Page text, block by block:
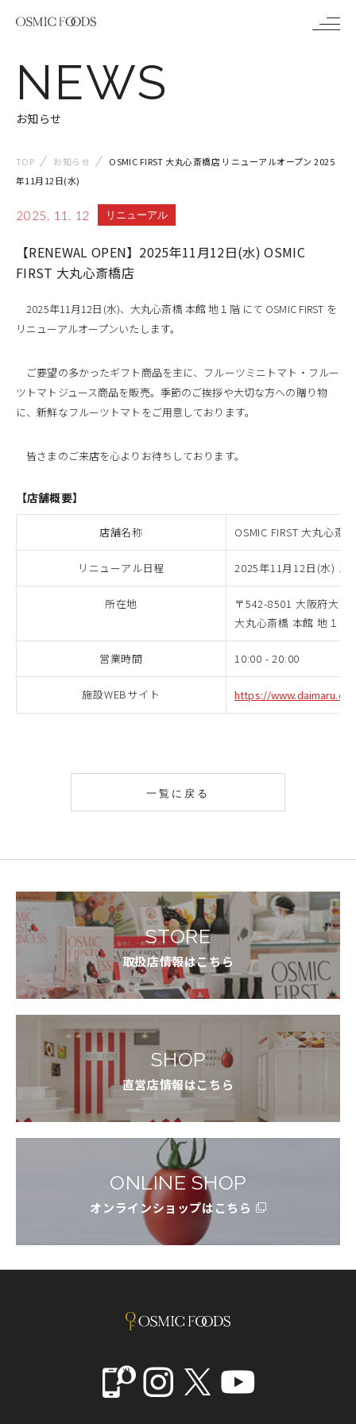
メ
NEWS
お知らせ
TOP お知らせ
OSMIC FIRST 大丸心斎橋店 リニューアルオープン 2025
年11月12日(水)
2025. 11. 12 リニューアル
【RENEWAL OPEN】2025年11月12日(水) OSMIC
FIRST 大丸心斎橋店
2025年11月12日(水)、大丸心斎橋 本館 地１階 にて OSMIC FIRST を
リニューアルオープンいたします。
ご要望の多かったギフト商品を主に、フルーツミニトマト・フルー
ツトマトジュース商品を販売。季節のご挨拶や大切な方への贈り物
に、新鮮なフルーツトマトをご用意しております。
皆さまのご来店を心よりお待ちしております。
【店舗概要】
店舗名称 OSMIC FIRST 大丸心斎
リニューアル日程 2025年11月12日(水)
所在地
〒542-8501 大阪府大阪
大丸心斎橋 本館 地１階
営業時間 10:00 - 20:00
施設WEBサイト https://
一覧に戻る
STORE
取扱店情報はこちら
SHOP
直営店情報はこちら
ONLINE SHOP
オンラインショップはこちら